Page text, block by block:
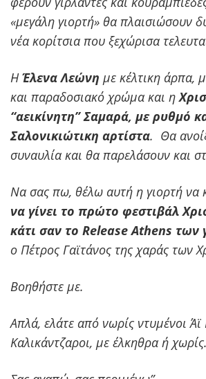
«μεγάλη γιορτή» θα πλαισιώσουν
νέα κορίτσια που ξεχώρισα
ΗΈλενα Λεώνη με κέλτικη άρπα,
και παραδοσιακό χρώμα και η
“αεικίνητη” Σαμαρά, με ρυθμό
Σαλονικιώτικη αρτίστα. Θα
συναυλία και θα παρελάσουν και
Να σας πω, θέλω αυτή η γιορτή να
να γίνει το πρώτο φεστιβάλ
κάτι σαν το Release Athens των
ο Πέτρος Γαϊτάνος της χαράς των
Βοηθήστε με.
Απλά, ελάτε από νωρίς ντυμένοι Άϊ
Καλικάντζαροι, με έλκηθρα ή χωρίς.